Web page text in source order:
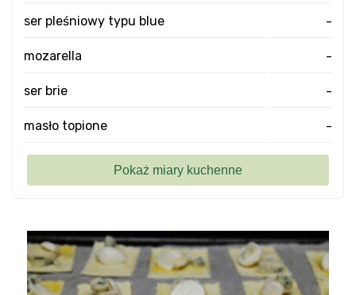
ser pleśniowy typu blue -
mozarella -
ser brie -
masło topione -